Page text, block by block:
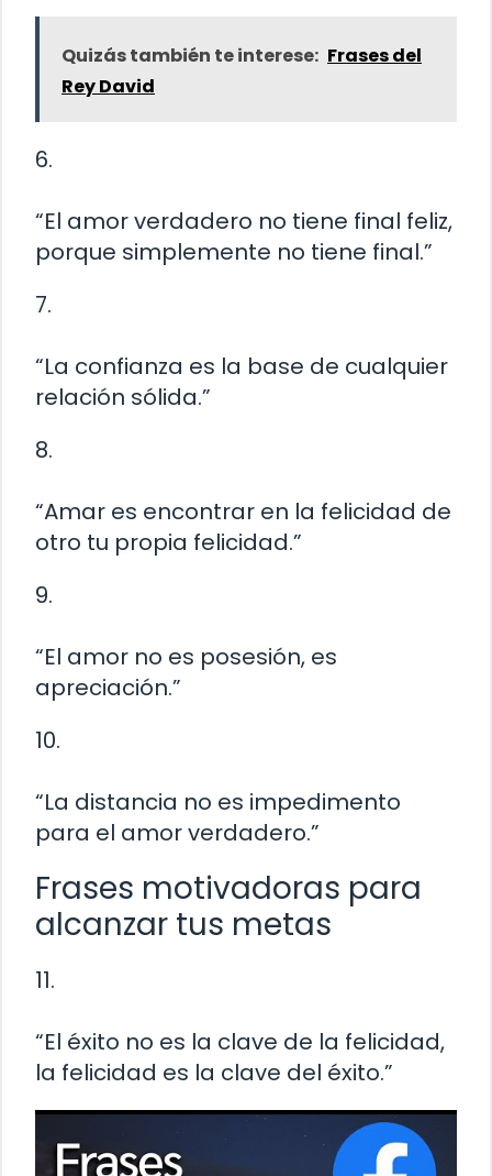
Quizás también te interese: Frases del
Rey David
6.
“El amor verdadero no tiene final feliz,
porque simplemente no tiene final.”
7.
“La confianza es la base de cualquier
relación sólida.”
8.
“Amar es encontrar en la felicidad de
otro tu propia felicidad.”
9.
“El amor no es posesión, es
apreciación.”
10.
“La distancia no es impedimento
para el amor verdadero.”
Frases motivadoras para
alcanzar tus metas
11.
“El éxito no es la clave de la felicidad,
la felicidad es la clave del éxito.”